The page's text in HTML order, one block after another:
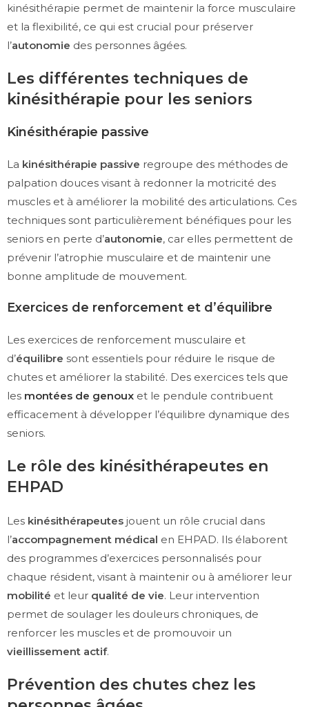
kinésithérapie permet de maintenir la force musculaire
et la flexibilité, ce qui est crucial pour préserver
l’autonomie des personnes âgées.
Les différentes techniques de
kinésithérapie pour les seniors
Kinésithérapie passive
La kinésithérapie passive regroupe des méthodes de
palpation douces visant à redonner la motricité des
muscles et à améliorer la mobilité des articulations. Ces
techniques sont particulièrement bénéfiques pour les
seniors en perte d’autonomie, car elles permettent de
prévenir l’atrophie musculaire et de maintenir une
bonne amplitude de mouvement.
Exercices de renforcement et d’équilibre
Les exercices de renforcement musculaire et
d’équilibre sont essentiels pour réduire le risque de
chutes et améliorer la stabilité. Des exercices tels que
les montées de genoux et le pendule contribuent
efficacement à développer l’équilibre dynamique des
seniors.
Le rôle des kinésithérapeutes en
EHPAD
Les kinésithérapeutes jouent un rôle crucial dans
l’accompagnement médical en EHPAD. Ils élaborent
des programmes d’exercices personnalisés pour
chaque résident, visant à maintenir ou à améliorer leur
mobilité et leur qualité de vie. Leur intervention
permet de soulager les douleurs chroniques, de
renforcer les muscles et de promouvoir un
vieillissement actif.
Prévention des chutes chez les